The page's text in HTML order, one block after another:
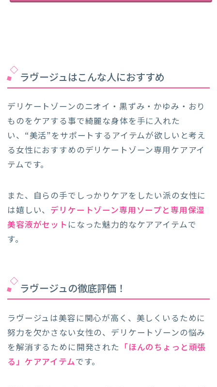
ラヴージュはこんな人におすすめ
デリケートゾーンのニオイ・黒ずみ・かゆみ・おり
ものをケアする事で綺麗な身体を手に入れた
い、“美活”をサポートするアイテムが欲しいと考え
る女性におすすめのデリケートゾーン専用ケアアイ
テムです。
また、自らの手でしっかりケアをしたい派の女性に
は嬉しい、 デリケートゾーン専用ソープと専用保湿
美容液がセット になった魅力的なケアアイテムで
す。
ラヴージュの徹底評価！
ラヴージュは美容に関心が高く、美しくいるために
努力を欠かさない女性の、デリケートゾーンの悩み
を解消するために開発された 「ほんのちょっと頑張
る」ケアアイテムです。